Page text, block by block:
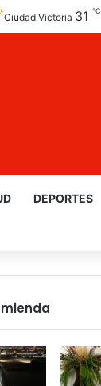
Ciudad Victoria 31 ℃
DEPORTES